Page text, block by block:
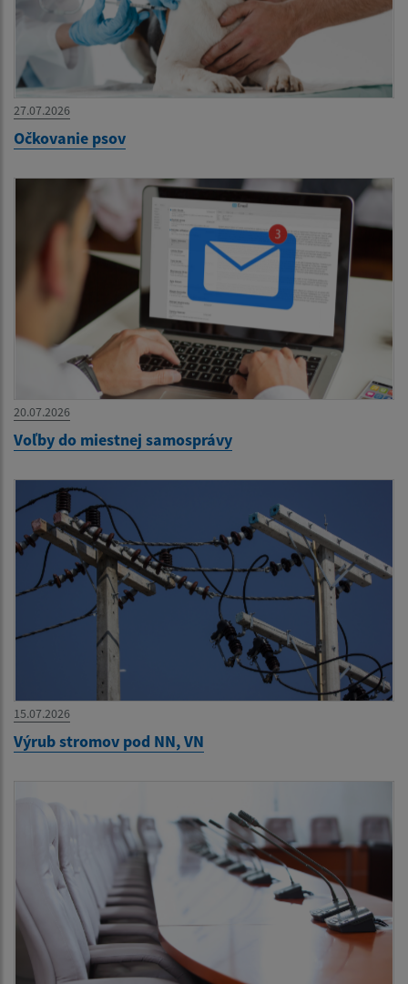
27.07.2026
Očkovanie psov
20.07.2026
Voľby do miestnej samosprávy
15.07.2026
Výrub stromov pod NN, VN